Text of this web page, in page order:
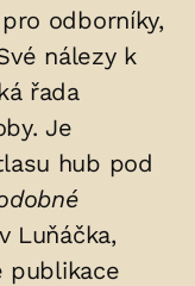
odborníky,
nálezy k
řada
Je
hub pod
Luňáčka,
publikace